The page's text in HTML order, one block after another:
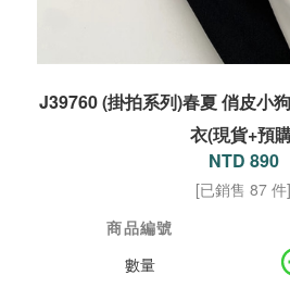
J39760 (掛拍系列)春夏 俏皮小
衣(現貨+預
NTD 890
[已銷售 87 件]
商品編號
數量